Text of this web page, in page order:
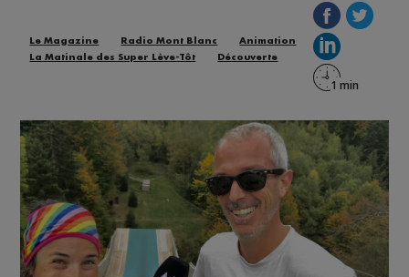
Le Magazine Radio Mont Blanc
Animation
La Matinale des Super Lève-Tôt
Découverte